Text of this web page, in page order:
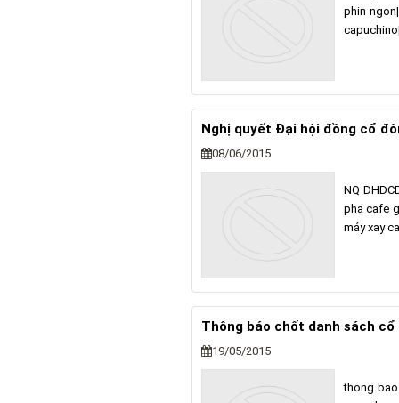
phin
Nghị quyết Đại hội đồng cổ
08/06/2015
NQ
pha cafe
máy xay
Thông báo chốt danh sách cổ
19/05/2015
thong